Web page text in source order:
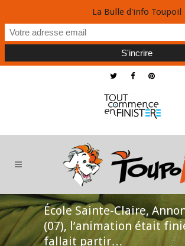
École Sainte-Claire,
(07), l’animation était
fallait partir…
La Bulle d'info Toupoil